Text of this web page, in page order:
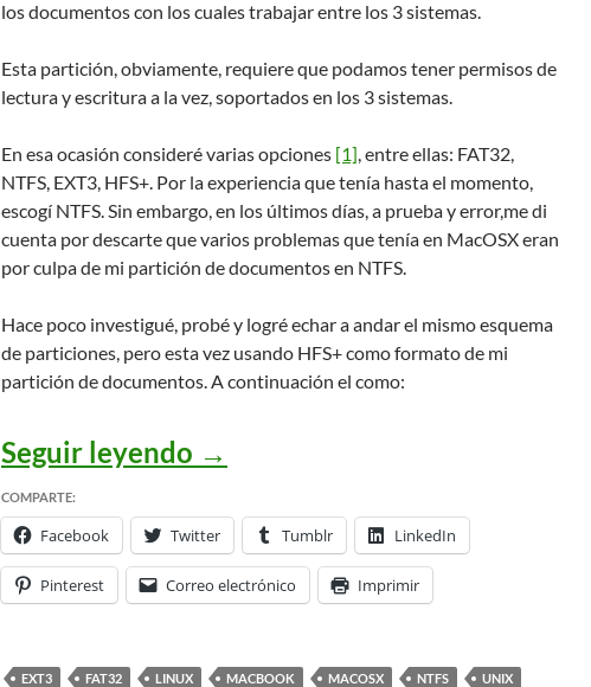
los documentos con los cuales trabajar entre los 3 sistemas.
Esta partición, obviamente, requiere que podamos tener permisos de
lectura y escritura a la vez, soportados en los 3 sistemas.
En esa ocasión consideré varias opciones [1], entre ellas: FAT32,
NTFS, EXT3, HFS+. Por la experiencia que tenía hasta el momento,
escogí NTFS. Sin embargo, en los últimos días, a prueba y error,me di
cuenta por descarte que varios problemas que tenía en MacOSX eran
por culpa de mi partición de documentos en NTFS.
Hace poco investigué, probé y logré echar a andar el mismo esquema
de particiones, pero esta vez usando HFS+ como formato de mi
partición de documentos. A continuación el como:
Seguir leyendo Migré mi partición de
→
COMPARTE:
Facebook Twitter Tumblr LinkedIn
Pinterest Correo electrónico Imprimir
EXT3 FAT32 LINUX MACBOOK MACOSX NTFS
UNIX